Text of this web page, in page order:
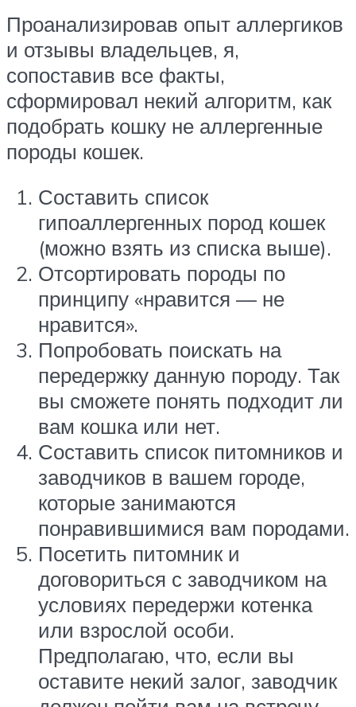
Проанализировав опыт аллергиков
и отзывы владельцев, я,
сопоставив все факты,
сформировал некий алгоритм, как
подобрать кошку не аллергенные
породы кошек.
Составить список
гипоаллергенных пород кошек
(можно взять из списка выше).
Отсортировать породы по
принципу «нравится — не
нравится».
Попробовать поискать на
передержку данную породу. Так
вы сможете понять подходит ли
вам кошка или нет.
Составить список питомников и
заводчиков в вашем городе,
которые занимаются
понравившимися вам породами.
Посетить питомник и
договориться с заводчиком на
условиях передержи котенка
или взрослой особи.
Предполагаю, что, если вы
оставите некий залог, заводчик